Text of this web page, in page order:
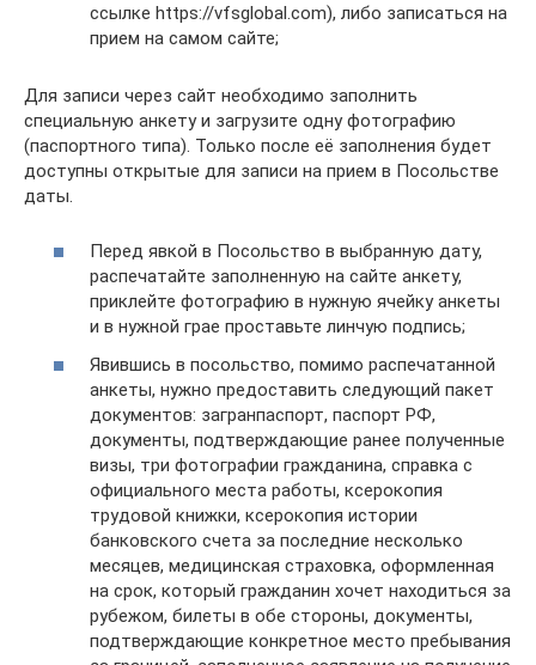
ссылке https://vfsglobal.com), либо записаться на
прием на самом сайте;
Для записи через сайт необходимо заполнить
специальную анкету и загрузите одну фотографию
(паспортного типа). Только после её заполнения будет
доступны открытые для записи на прием в Посольстве
даты.
Перед явкой в Посольство в выбранную дату,
распечатайте заполненную на сайте анкету,
приклейте фотографию в нужную ячейку анкеты
и в нужной грае проставьте линчую подпись;
Явившись в посольство, помимо распечатанной
анкеты, нужно предоставить следующий пакет
документов: загранпаспорт, паспорт РФ,
документы, подтверждающие ранее полученные
визы, три фотографии гражданина, справка с
официального места работы, ксерокопия
трудовой книжки, ксерокопия истории
банковского счета за последние несколько
месяцев, медицинская страховка, оформленная
на срок, который гражданин хочет находиться за
рубежом, билеты в обе стороны, документы,
подтверждающие конкретное место пребывания